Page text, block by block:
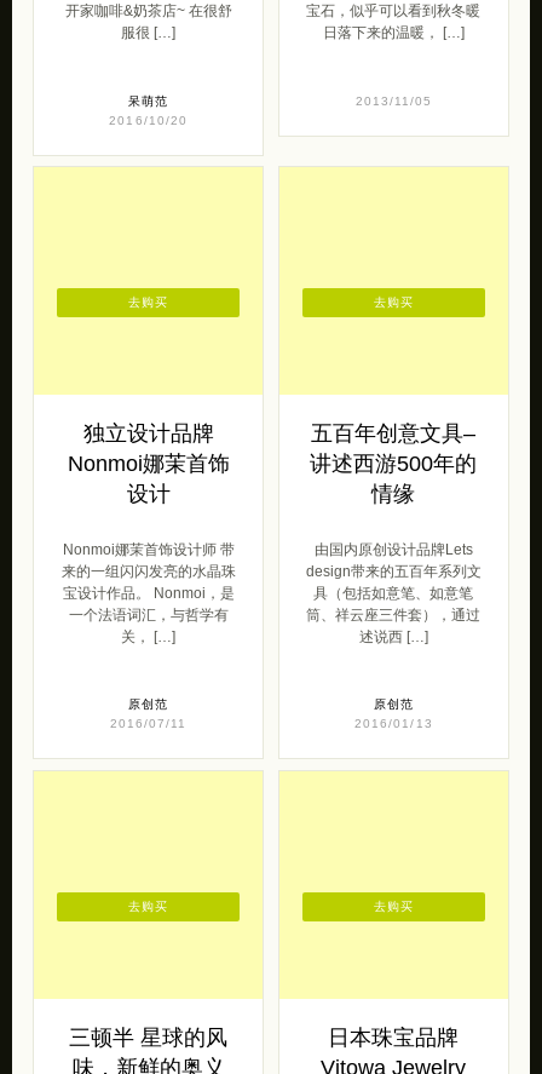
开家咖啡&奶茶店~ 在很舒
服很 […]
呆萌范
2016/10/20
宝石，似乎可以看到秋冬暖
日落下来的温暖， […]
2013/11/05
独立设计品牌
Nonmoi娜茉首饰
设计
Nonmoi娜茉首饰设计师 带
来的一组闪闪发亮的水晶珠
宝设计作品。 Nonmoi，是
一个法语词汇，与哲学有
关， […]
原创范
2016/07/11
去购买
五百年创意文具–
讲述西游500年的
情缘
由国内原创设计品牌Lets
design带来的五百年系列文
具（包括如意笔、如意笔
筒、祥云座三件套），通过
述说西 […]
原创范
2016/01/13
去购买
三顿半 星球的风
味，新鲜的奥义
去购买
日本珠宝品牌
Vitowa Jewelry
去购买